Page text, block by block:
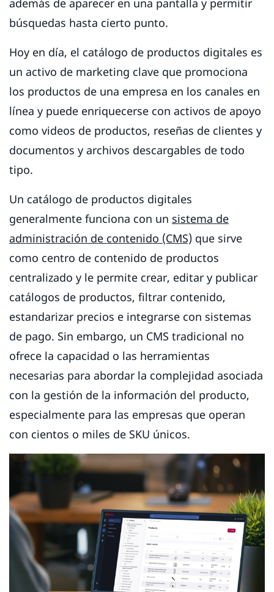
búsquedas hasta cierto punto.
Hoy en día, el catálogo de productos digitales es
un activo de marketing clave que promociona
los productos de una empresa en los canales en
línea y puede enriquecerse con activos de apoyo
como videos de productos, reseñas de clientes y
documentos y archivos descargables de todo
tipo.
Un catálogo de productos digitales
generalmente funciona con un sistema de
administración de contenido (CMS) que sirve
como centro de contenido de productos
centralizado y le permite crear, editar y publicar
catálogos de productos, filtrar contenido,
estandarizar precios e integrarse con sistemas
de pago. Sin embargo, un CMS tradicional no
ofrece la capacidad o las herramientas
necesarias para abordar la complejidad asociada
con la gestión de la información del producto,
especialmente para las empresas que operan
con cientos o miles de SKU únicos.